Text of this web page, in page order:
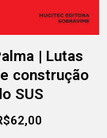
| Lutas
construção
SUS
62,00